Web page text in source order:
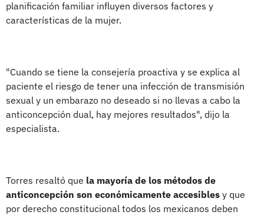
planificación familiar influyen diversos factores y
características de la mujer.
"Cuando se tiene la consejería proactiva y se explica al
paciente el riesgo de tener una infección de transmisión
sexual y un embarazo no deseado si no llevas a cabo la
anticoncepción dual, hay mejores resultados", dijo la
especialista.
Torres resaltó que la mayoría de los métodos de
anticoncepción son económicamente accesibles y que
por derecho constitucional todos los mexicanos deben